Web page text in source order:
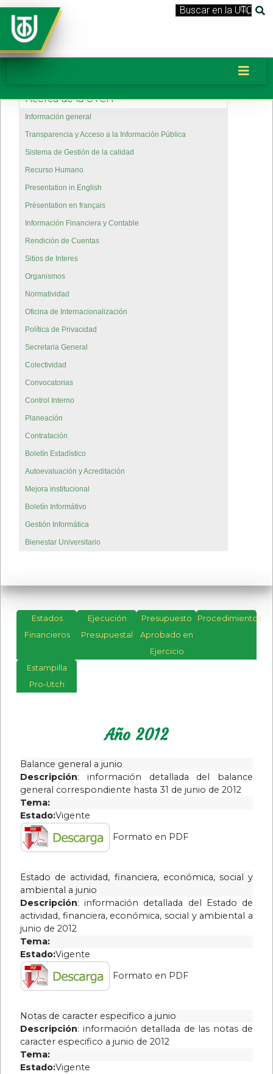
Acerca de la UTCH
Información general
Transparencia y Acceso a la Información Pública
Sistema de Gestión de la calidad
Recurso Humano
Presentation in English
Présentation en français
Información Financiera y Contable
Rendición de Cuentas
Sitios de Interes
Organismos
Normatividad
Oficina de Internacionalización
Política de Privacidad
Secretaria General
Colectividad
Convocatorias
Control Interno
Planeación
Contratación
Boletín Estadístico
Autoevaluación y Acreditación
Mejora institucional
Boletín Informátivo
Gestión Informática
Bienestar Universitario
Estados
Financieros
2023
Año
2019
2020
Año
2018
Año
Año
2016
Año
2015
2014
Año
Año
2012
Año
2011
Ejecución
Presupuestal
Presupuesto
Aprobado en
Ejercicio
Procedimientos
Estampilla
Pro-Utch
Año 2012
Balance general a junio
Descripción: información detallada del balance
general correspondiente hasta 31 de junio de 2012
Tema:
Estado:Vigente
Formato en PDF
Estado de actividad, financiera, económica, social y
ambiental a junio
Descripción: información detallada del Estado de
actividad, financiera, económica, social y ambiental a
junio de 2012
Tema:
Estado:Vigente
Formato en PDF
Notas de caracter especifico a junio
Descripción: información detallada de las notas de
caracter especifico a junio de 2012
Tema:
Estado:Vigente